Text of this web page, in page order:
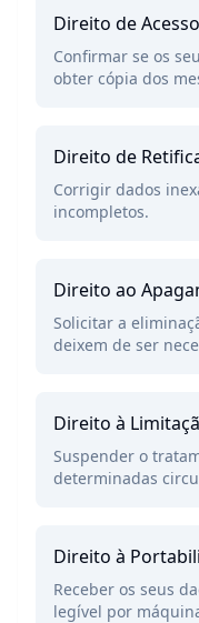
Direito de Acesso
Confirmar se os
obter cópia dos
Direito de
Corrigir dados
incompletos.
Direito ao
Solicitar a
deixem de ser
Direito à
Suspender o
determinadas
Direito à
Receber os seus
legível por